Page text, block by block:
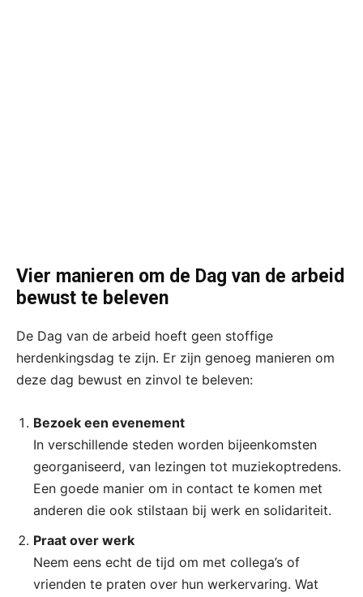
Vier manieren om de Dag van de arbeid
bewust te beleven
De Dag van de arbeid hoeft geen stoffige
herdenkingsdag te zijn. Er zijn genoeg manieren om
deze dag bewust en zinvol te beleven:
Bezoek een evenement
In verschillende steden worden bijeenkomsten
georganiseerd, van lezingen tot muziekoptredens.
Een goede manier om in contact te komen met
anderen die ook stilstaan bij werk en solidariteit.
Praat over werk
Neem eens echt de tijd om met collega’s of
vrienden te praten over hun werkervaring. Wat